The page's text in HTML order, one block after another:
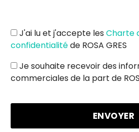
J'ai lu et j'accepte les Charte
confidentialitéde ROSA GRES
Je souhaite recevoir des
commerciales de la part de